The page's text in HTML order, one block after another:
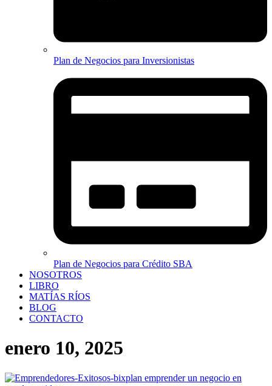
Plan de Negocios para Inversionistas
Plan de Negocios para Crédito SBA
NOSOTROS
LIBRO
MATÍAS RÍOS
BLOG
CONTACTO
enero 10, 2025